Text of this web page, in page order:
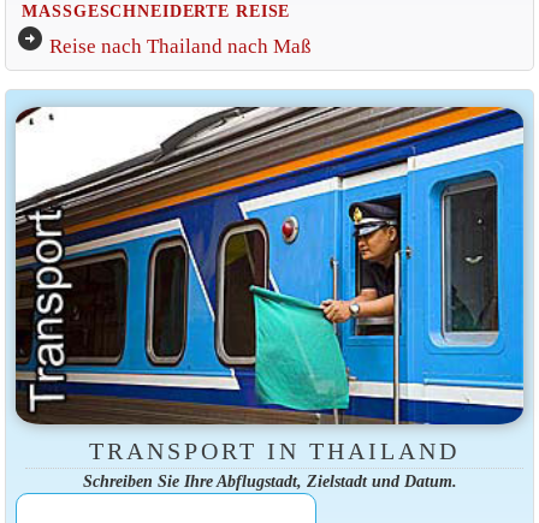
MASSGESCHNEIDERTE REISE
arrow_circle_right Reise nach Thailand nach Maß
TRANSPORT IN THAILAND
Schreiben Sie Ihre Abflugstadt, Zielstadt und Datum.